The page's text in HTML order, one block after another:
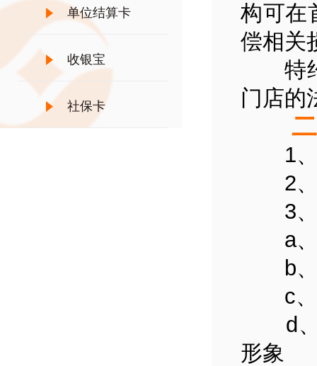
服务
单位结算卡
收银宝
社保卡
构可在
偿相关
特约
门店的
二
1、
2、
3、
a、
b、
c、
d、
形象